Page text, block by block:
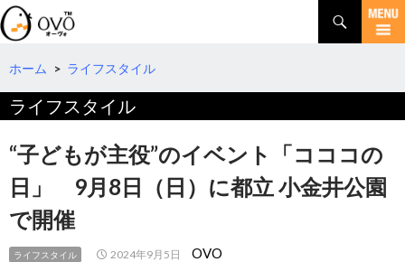
検
索
コ
テ
ツ
へ
移
ホーム > ライフスタイル
ライフスタイル
“子どもが主役”のイベント「コココの
日」 9月8日（日）に都立 小金井公園
で開催
ライフスタイル 2024年9月5日 OVO